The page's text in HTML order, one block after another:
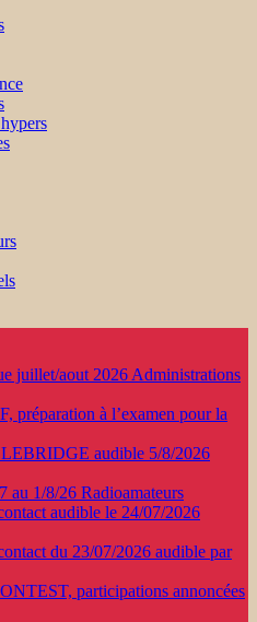
juillet/aout 2026 Administrations
préparation à l’examen pour la
audible 5/8/2026
au 1/8/26 Radioamateurs
audible le 24/07/2026
du 23/07/2026 audible par
participations annoncées